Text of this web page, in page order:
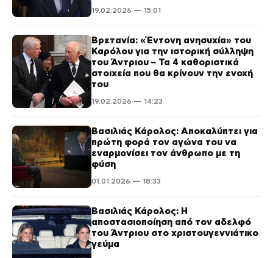
19.02.2026 — 15:01
Βρετανία: «Έντονη ανησυχία» του
Καρόλου για την ιστορική σύλληψη
του Άντριου – Τα 4 καθοριστικά
στοιχεία που θα κρίνουν την ενοχή
του
19.02.2026 — 14:23
Βασιλιάς Κάρολος: Αποκαλύπτει για
πρώτη φορά τον αγώνα του να
εναρμονίσει τον άνθρωπο με τη
φύση
01.01.2026 — 18:33
Βασιλιάς Κάρολος: Η
αποστασιοποίηση από τον αδελφό
του Άντριου στο χριστουγεννιάτικο
γεύμα